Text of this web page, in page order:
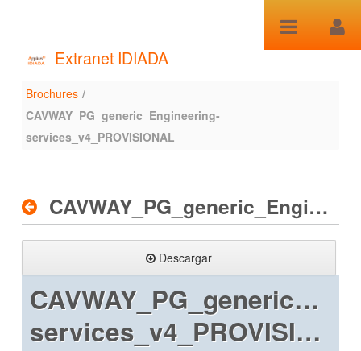
Extranet IDIADA
Brochures
Brochures /
CAVWAY_PG_generic_Engineering-
services_v4_PROVISIONAL
CAVWAY_PG_generic_Engineering-services_v4_PROVISIONAL
Descargar
services_v4_PROVISIONAL